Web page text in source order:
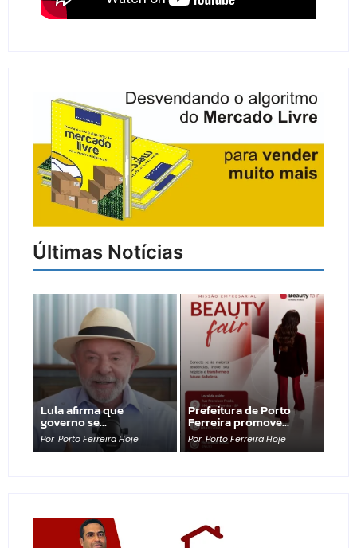
Últimas Notícias
Lula afirma que
governo se…
Por Porto Ferreira Hoje
Prefeitura de Porto
Ferreira promove…
Por Porto Ferreira Hoje